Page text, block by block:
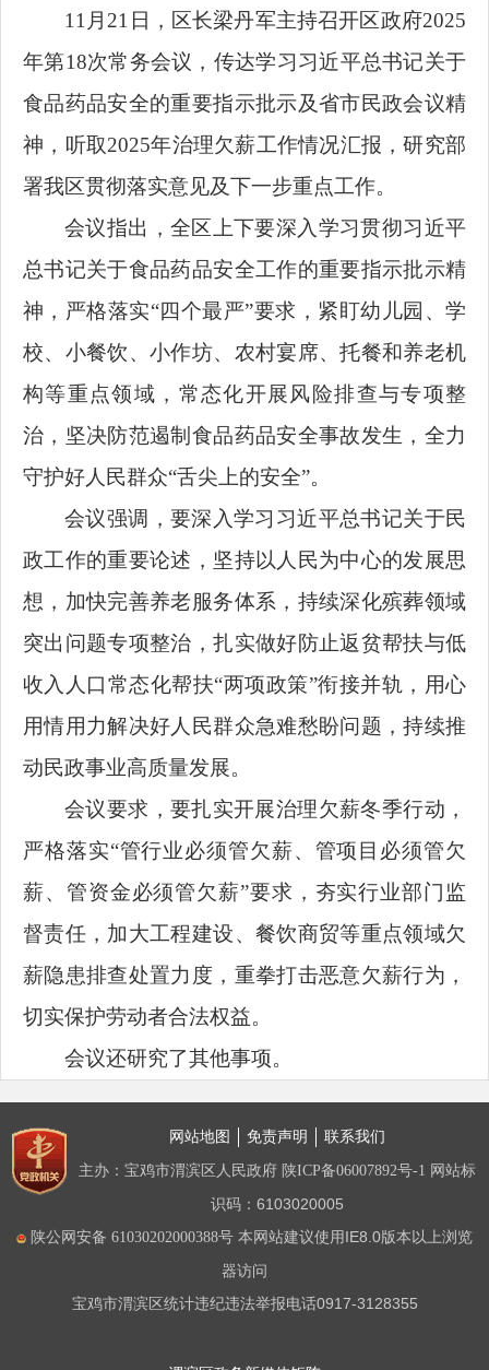
11月21日，区长梁丹军主持召开区政府2025
年第18次常务会议，传达学习习近平总书记关于
食品药品安全的重要指示批示及省市民政会议精
神，听取2025年治理欠薪工作情况汇报，研究部
署我区贯彻落实意见及下一步重点工作。
会议指出，全区上下要深入学习贯彻习近平
总书记关于食品药品安全工作的重要指示批示精
神，严格落实“四个最严”要求，紧盯幼儿园、学
校、小餐饮、小作坊、农村宴席、托餐和养老机
构等重点领域，常态化开展风险排查与专项整
治，坚决防范遏制食品药品安全事故发生，全力
守护好人民群众“舌尖上的安全”。
会议强调，要深入学习习近平总书记关于民
政工作的重要论述，坚持以人民为中心的发展思
想，加快完善养老服务体系，持续深化殡葬领域
突出问题专项整治，扎实做好防止返贫帮扶与低
收入人口常态化帮扶“两项政策”衔接并轨，用心
用情用力解决好人民群众急难愁盼问题，持续推
动民政事业高质量发展。
会议要求，要扎实开展治理欠薪冬季行动，
严格落实“管行业必须管欠薪、管项目必须管欠
薪、管资金必须管欠薪”要求，夯实行业部门监
督责任，加大工程建设、餐饮商贸等重点领域欠
薪隐患排查处置力度，重拳打击恶意欠薪行为，
切实保护劳动者合法权益。
会议还研究了其他事项。
网站地图 免责声明 联系我们
主办：宝鸡市渭滨区人民政府 陕ICP备06007892号-1 网站标
识码：6103020005
陕公网安备 61030202000388号本网站建议使用IE8.0版本以上浏览
器访问
宝鸡市渭滨区统计违纪违法举报电话0917-3128355